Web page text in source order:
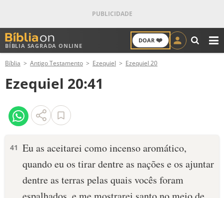
BÍBLIA SAGRADA ONLINE
DOAR ❤️
ANTIGO TESTAMENTO
NOVO TESTAMENTO
VERSÍCULOS
PALAVRA DO DIA
SALMO DO DIA
Bíblia Antigo Testamento Ezequiel Ezequiel 20
Ezequiel 20:41
41 Eu as aceitarei como incenso aromático,
quando eu os tirar dentre as nações e os ajuntar
dentre as terras pelas quais vocês foram